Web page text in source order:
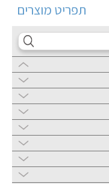
תפריט מוצרים